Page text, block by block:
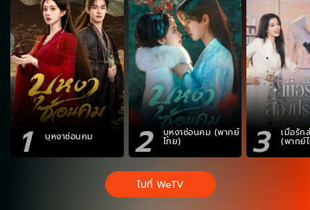
1 บุหงาซ่อนคม 2 บุหงาซ่อนคม (พากย์
ไทย) 3 เมื่อรัก
(พากย์
ไปที่ WeTV